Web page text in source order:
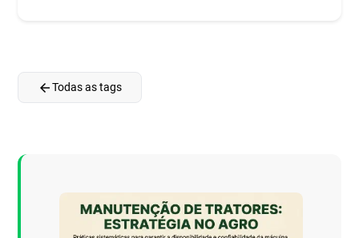
arrow_backTodas as tags